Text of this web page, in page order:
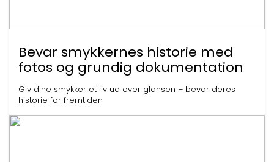
Bevar smykkernes historie med
fotos og grundig dokumentation
Giv dine smykker et liv ud over glansen – bevar deres
historie for fremtiden